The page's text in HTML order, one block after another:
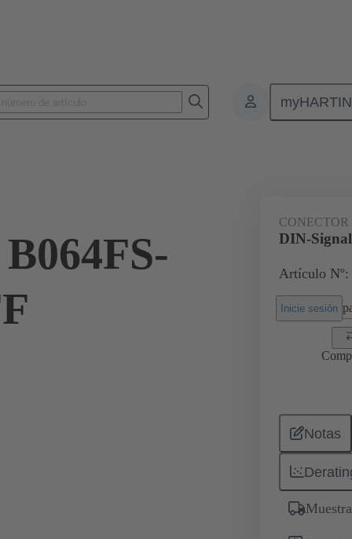
Conectores de placa a placa de
DIN-
Artículo Nº:
Inicie sesión
Notas